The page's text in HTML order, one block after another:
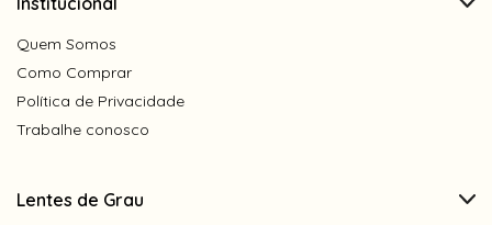
Quem Somos
Como Comprar
Política de Privacidade
Trabalhe conosco
Lentes de Grau